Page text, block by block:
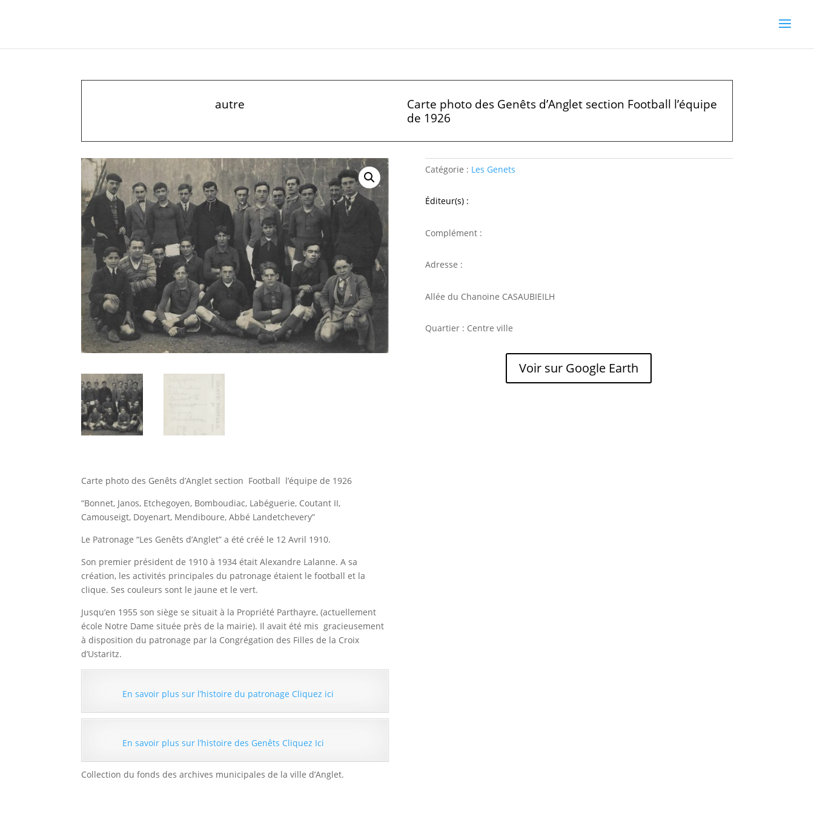
autre
Carte photo des Genêts d’Anglet section Football l’équipe
de 1926
Carte photo des Genêts d’Anglet section Football l’équipe de 1926
“Bonnet, Janos, Etchegoyen, Bomboudiac, Labéguerie, Coutant II,
Camouseigt, Doyenart, Mendiboure, Abbé Landetchevery”
Le Patronage “Les Genêts d’Anglet” a été créé le 12 Avril 1910.
Son premier président de 1910 à 1934 était Alexandre Lalanne. A sa
création, les activités principales du patronage étaient le football et la
clique. Ses couleurs sont le jaune et le vert.
Jusqu’en 1955 son siège se situait à la Propriété Parthayre, (actuellement
école Notre Dame située près de la mairie). Il avait été mis gracieusement
à disposition du patronage par la Congrégation des Filles de la Croix
d’Ustaritz.
En savoir plus sur l’histoire du patronage Cliquez ici
En savoir plus sur l’histoire des Genêts Cliquez Ici
Collection du fonds des archives municipales de la ville d’Anglet.
Catégorie : Les Genets
Éditeur(s) :
Complément :
Adresse :
Allée du Chanoine CASAUBIEILH
Quartier : Centre ville
Voir sur Google Earth